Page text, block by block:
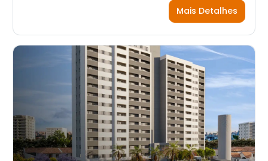
Mais Detalhes